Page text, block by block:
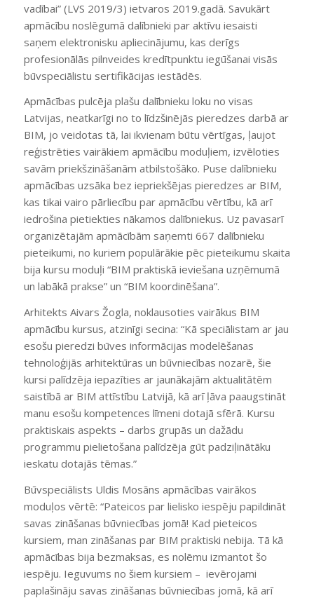
vadībai” (LVS 2019/3) ietvaros 2019.gadā. Savukārt
apmācību noslēgumā dalībnieki par aktīvu iesaisti
saņem elektronisku apliecinājumu, kas derīgs
profesionālās pilnveides kredītpunktu iegūšanai visās
būvspeciālistu sertifikācijas iestādēs.
Apmācības pulcēja plašu dalībnieku loku no visas
Latvijas, neatkarīgi no to līdzšinējās pieredzes darbā ar
BIM, jo veidotas tā, lai ikvienam būtu vērtīgas, ļaujot
reģistrēties vairākiem apmācību moduļiem, izvēloties
savām priekšzināšanām atbilstošāko. Puse dalībnieku
apmācības uzsāka bez iepriekšējas pieredzes ar BIM,
kas tikai vairo pārliecību par apmācību vērtību, kā arī
iedrošina pietiekties nākamos dalībniekus. Uz pavasarī
organizētajām apmācībām saņemti 667 dalībnieku
pieteikumi, no kuriem populārākie pēc pieteikumu skaita
bija kursu moduļi “BIM praktiskā ieviešana uzņēmumā
un labākā prakse” un “BIM koordinēšana”.
Arhitekts Aivars Žogla, noklausoties vairākus BIM
apmācību kursus, atzinīgi secina: “Kā speciālistam ar jau
esošu pieredzi būves informācijas modelēšanas
tehnoloģijās arhitektūras un būvniecības nozarē, šie
kursi palīdzēja iepazīties ar jaunākajām aktualitātēm
saistībā ar BIM attīstību Latvijā, kā arī ļāva paaugstināt
manu esošu kompetences līmeni dotajā sfērā. Kursu
praktiskais aspekts – darbs grupās un dažādu
programmu pielietošana palīdzēja gūt padziļinātāku
ieskatu dotajās tēmas.”
Būvspeciālists Uldis Mosāns apmācības vairākos
moduļos vērtē: “Pateicos par lielisko iespēju papildināt
savas zināšanas būvniecības jomā! Kad pieteicos
kursiem, man zināšanas par BIM praktiski nebija. Tā kā
apmācības bija bezmaksas, es nolēmu izmantot šo
iespēju. Ieguvums no šiem kursiem – ievērojami
paplašināju savas zināšanas būvniecības jomā, kā arī